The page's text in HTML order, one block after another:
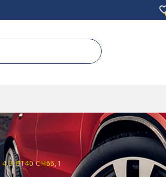
ET40 CH66,1